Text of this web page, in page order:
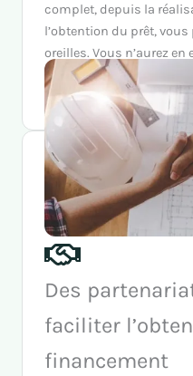
complet, depuis la
l’obtention du prêt,
oreilles. Vous n’aurez
avez le moindre doute,
votre écoute.
Des
faciliter
financement